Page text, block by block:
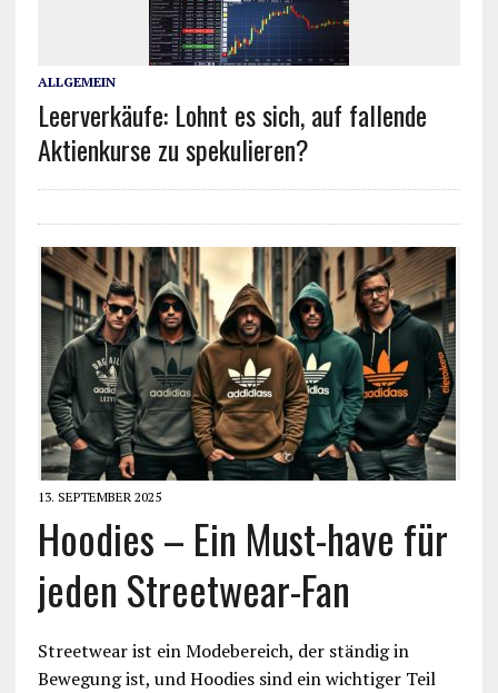
ALLGEMEIN
Leerverkäufe: Lohnt es sich, auf fallende
Aktienkurse zu spekulieren?
13. SEPTEMBER 2025
Hoodies – Ein Must-have für
jeden Streetwear-Fan
Streetwear ist ein Modebereich, der ständig in
Bewegung ist, und Hoodies sind ein wichtiger Teil